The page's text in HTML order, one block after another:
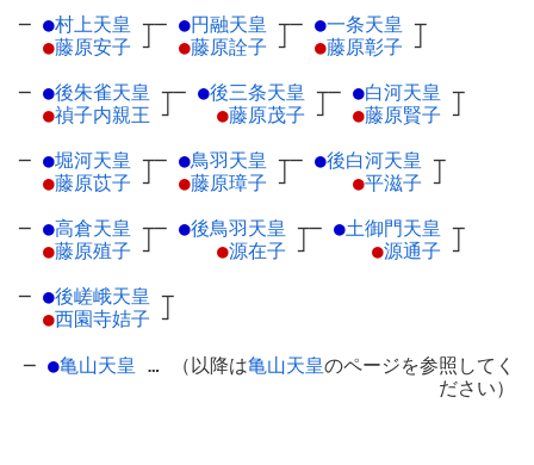
─ ●村上天皇 ┬
●藤原安子 ┘
─ ●円融天皇 ┬
●藤原詮子 ┘
─ ●一条天皇 ┬
●藤原彰子 ┘
─ ●後朱雀天皇 ┬
●禎子内親王 ┘
─ ●後三条天皇 ┬
●藤原茂子 ┘
─ ●白河天皇 ┬
●藤原賢子 ┘
─ ●堀河天皇 ┬
●藤原苡子 ┘
─ ●鳥羽天皇 ┬
●藤原璋子 ┘
─ ●後白河天皇 ┬
●平滋子 ┘
─ ●高倉天皇 ┬
●藤原殖子 ┘
─ ●後鳥羽天皇 ┬
●源在子 ┘
─ ●土御門天皇 ┬
●源通子 ┘
─ ●後嵯峨天皇 ┬
●西園寺姞子 ┘
─ ●亀山天皇 … （以降は亀山天皇のページを参照してく
ださい）